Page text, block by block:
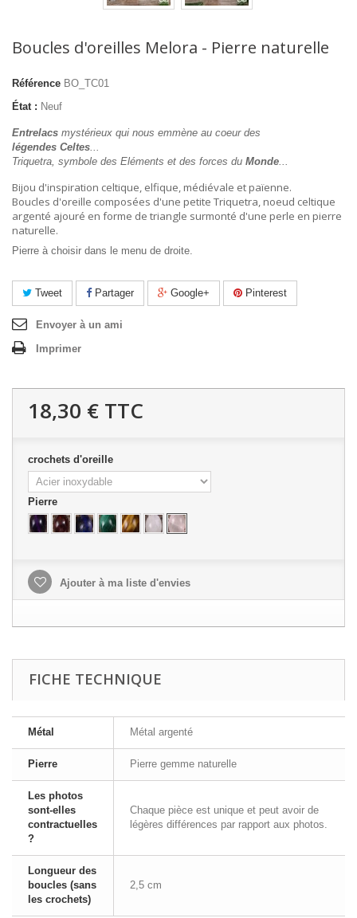
Boucles d'oreilles Melora - Pierre naturelle
Référence BO_TC01
État : Neuf
Entrelacs mystérieux qui nous emmène au coeur des
légendes Celtes...
Triquetra, symbole des Eléments et des forces du Monde...
Bijou d'inspiration celtique, elfique, médiévale et païenne.
Boucles d'oreille composées d'une petite Triquetra, noeud celtique
argenté ajouré en forme de triangle surmonté d'une perle en pierre
naturelle.
Pierre à choisir dans le menu de droite.
Tweet Partager Google+ Pinterest
Envoyer à un ami
Imprimer
18,30 € TTC
crochets d'oreille
Pierre
Ajouter à ma liste d'envies
FICHE TECHNIQUE
Métal Métal argenté
Pierre Pierre gemme naturelle
Les photos
sont-elles
contractuelles
?
Chaque pièce est unique et peut avoir de
légères différences par rapport aux photos.
Longueur des
boucles (sans
les crochets)
2,5 cm